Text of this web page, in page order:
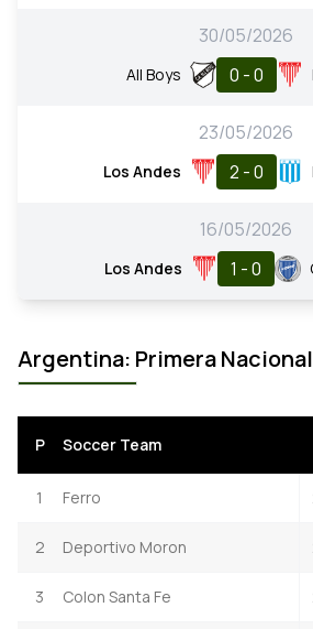
30/05/2026
All Boys 0 - 0
23/05/2026
Los Andes 2 - 0
16/05/2026
Los Andes 1 - 0
Argentina: Primera
P Soccer Team
1 Ferro
2 Deportivo Moron
3 Colon Santa Fe